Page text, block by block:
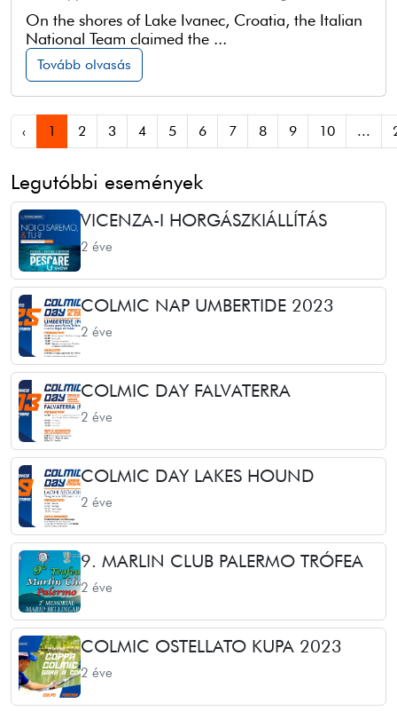
On the shores of Lake Ivanec, Croatia, the Italian
National Team claimed the ...
Tovább olvasás
‹ 1 2 3 4 5 6 7 8 9 10 ...
Legutóbbi események
VICENZA-I HORGÁSZKIÁLLÍTÁS
2 éve
COLMIC NAP UMBERTIDE 2023
2 éve
COLMIC DAY FALVATERRA
2 éve
COLMIC DAY LAKES HOUND
2 éve
9. MARLIN CLUB PALERMO TRÓFEA
2 éve
COLMIC OSTELLATO KUPA 2023
2 éve